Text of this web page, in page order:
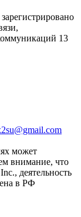
13
может
внимание, что
деятельность
в РФ